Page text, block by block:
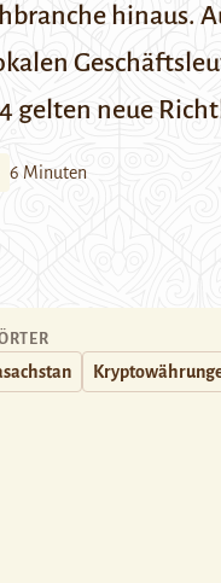
hinaus.
gelten neue
6 Minuten